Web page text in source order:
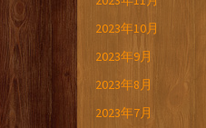
2023年10月
2023年9月
2023年8月
2023年7月